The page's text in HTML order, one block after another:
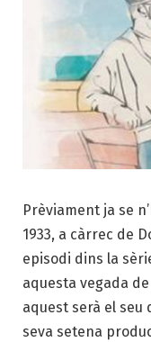
Prèviament ja se
1933, a càrrec de
episodi dins la
aquesta vegada
aquest serà el
seva setena